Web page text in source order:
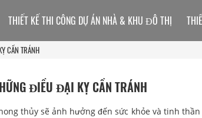
CẦN TRÁNH
ĐIỀU ĐẠI KỴ CẦN TRÁNH
thủy sẽ ảnh hưởng đến sức khỏe và tinh
THIẾT KẾ THI CÔNG DỰ ÁN NHÀ & KHU ĐÔ THỊ